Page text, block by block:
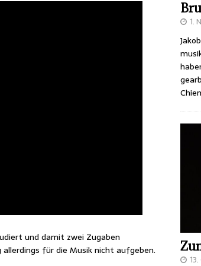
und damit zwei Zugaben
allerdings für die Musik nicht aufgeben.
1.